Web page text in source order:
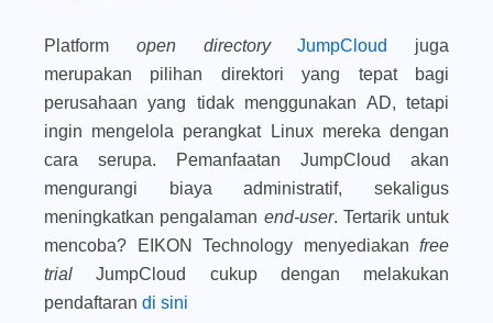
Platform open directory JumpCloud
juga
merupakan pilihan direktori yang tepat bagi
perusahaan yang tidak menggunakan AD, tetapi
ingin mengelola perangkat Linux mereka dengan
cara serupa. Pemanfaatan JumpCloud akan
mengurangi biaya administratif, sekaligus
meningkatkan pengalaman end-user. Tertarik untuk
mencoba? EIKON Technology menyediakan free
trialJumpCloud cukup dengan melakukan
pendaftaran di sini